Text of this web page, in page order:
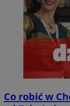
Co robić w